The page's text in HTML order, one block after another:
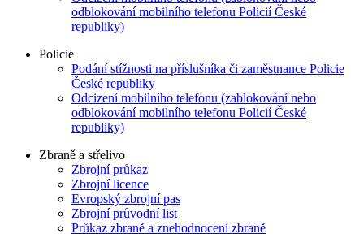
odblokování mobilního telefonu Policií České
republiky)
Policie
Podání stížnosti na příslušníka či zaměstnance Policie
České republiky
Odcizení mobilního telefonu (zablokování nebo
odblokování mobilního telefonu Policií České
republiky)
Zbraně a střelivo
Zbrojní průkaz
Zbrojní licence
Evropský zbrojní pas
Zbrojní průvodní list
Průkaz zbraně a znehodnocení zbraně